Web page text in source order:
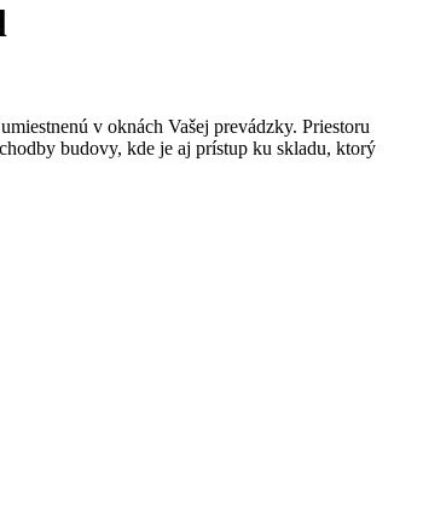
v oknách Vašej prevádzky. Priestoru
budovy, kde je aj prístup ku skladu, ktorý